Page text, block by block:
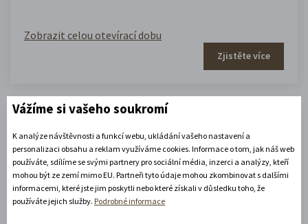
Zobrazit celou otevírací dobu
Zjistěte více
Portmoneum – Museum Josefa
Váchala
Portmoneum
Vážíme si vašeho soukromí
K analýze návštěvnosti a funkcí webu, ukládání vašeho nastavení a
personalizaci obsahu a reklam využíváme cookies. Informace o tom, jak náš web
používáte, sdílíme se svými partnery pro sociální média, inzerci a analýzy, kteří
mohou být ze zemí mimo EU. Partneři tyto údaje mohou zkombinovat s dalšími
informacemi, které jste jim poskytli nebo které získali v důsledku toho, že
používáte jejich služby. Podrobné informace